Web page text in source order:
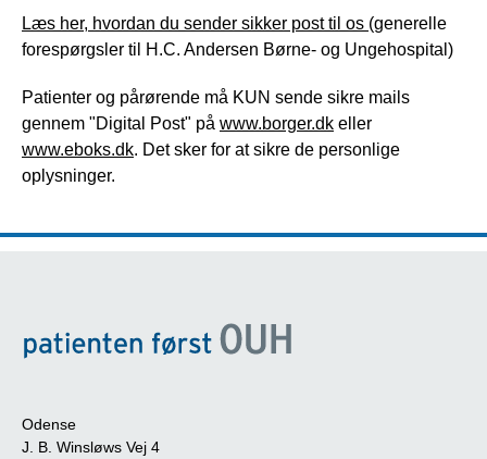
Læs her, hvordan du sender sikker post til os (generelle
forespørgsler til H.C. Andersen Børne- og Ungehospital)
Patienter og pårørende må KUN sende sikre mails
gennem "Digital Post" på www.borger.dk eller
www.eboks.dk. Det sker for at sikre de personlige
oplysninger.
Odense
J. B. Winsløws Vej 4